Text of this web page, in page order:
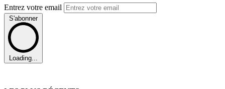
Entrez votre email
S'abonner
Loading...